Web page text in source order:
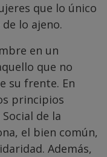
que lo único
lo ajeno.
en un
que no
su frente. En
principios
de la
el bien común,
Además,